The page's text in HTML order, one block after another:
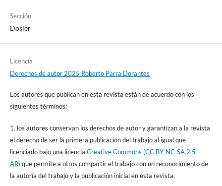
Sección
Dosier
Licencia
Derechos de autor 2025 Roberto Parra Dorantes
Los autores que publican en esta revista están de acuerdo con los
siguientes términos:
1. los autores conservan los derechos de autor y garantizan a la revista
el derecho de ser la primera publicación del trabajo al igual que
licenciado bajo una licencia Creative Commons (CC BY-NC-SA 2.5
AR) que permite a otros compartir el trabajo con un reconocimiento de
la autoría del trabajo y la publicación inicial en esta revista.